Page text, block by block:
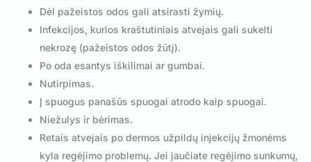
Dėl pažeistos odos gali atsirasti žymių.
Infekcijos, kurios kraštutiniais atvejais gali sukelti
nekrozę (pažeistos odos žūtį).
Po oda esantys iškilimai ar gumbai.
Nutirpimas.
Į spuogus panašūs spuogai atrodo kaip spuogai.
Niežulys ir bėrimas.
Retais atvejais po dermos užpildų injekcijų žmonėms
kyla regėjimo problemų. Jei jaučiate regėjimo sunkumų,